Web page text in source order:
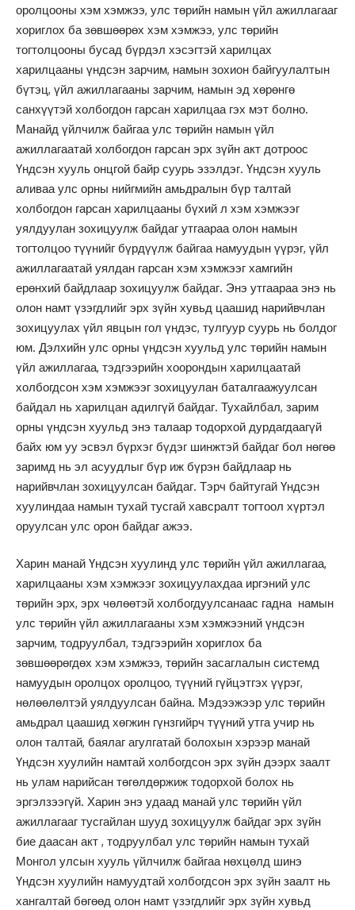
оролцооны хэм хэмжээ, улс төрийн намын үйл ажиллагааг
хориглох ба зөвшөөрөх хэм хэмжээ, улс төрийн
тогтолцооны бусад бүрдэл хэсэгтэй харилцах
харилцааны үндсэн зарчим, намын зохион байгуулалтын
бүтэц, үйл ажиллагааны зарчим, намын эд хөрөнгө
санхүүтэй холбогдон гарсан харилцаа гэх мэт болно.
Манайд үйлчилж байгаа улс төрийн намын үйл
ажиллагаатай холбогдон гарсан эрх зүйн акт дотроос
Үндсэн хууль онцгой байр суурь эзэлдэг. Үндсэн хууль
аливаа улс орны нийгмийн амьдралын бүр талтай
холбогдон гарсан харилцааны бүхий л хэм хэмжээг
уялдуулан зохицуулж байдаг утгаараа олон намын
тогтолцоо түүнийг бүрдүүлж байгаа намуудын үүрэг, үйл
ажиллагаатай уялдан гарсан хэм хэмжээг хамгийн
ерөнхий байдлаар зохицуулж байдаг. Энэ утгаараа энэ нь
олон намт үзэгдлийг эрх зүйн хувьд цаашид нарийвчлан
зохицуулах үйл явцын гол үндэс, тулгуур суурь нь болдог
юм. Дэлхийн улс орны үндсэн хуульд улс төрийн намын
үйл ажиллагаа, тэдгээрийн хоорондын харилцаатай
холбогдсон хэм хэмжээг зохицуулан баталгаажуулсан
байдал нь харилцан адилгүй байдаг. Тухайлбал, зарим
орны үндсэн хуульд энэ талаар тодорхой дурдагдаагүй
байх юм уу эсвэл бүрхэг бүдэг шинжтэй байдаг бол нөгөө
заримд нь эл асуудлыг бүр иж бүрэн байдлаар нь
нарийвчлан зохицуулсан байдаг. Тэрч байтугай Үндсэн
хуулиндаа намын тухай тусгай хавсралт тогтоол хүртэл
оруулсан улс орон байдаг ажээ.
Харин манай Үндсэн хуулинд улс төрийн үйл ажиллагаа,
харилцааны хэм хэмжээг зохицуулахдаа иргэний улс
төрийн эрх, эрх чөлөөтэй холбогдуулсанаас гадна намын
улс төрийн үйл ажиллагааны хэм хэмжээний үндсэн
зарчим, тодруулбал, тэдгээрийн хориглох ба
зөвшөөрөгдөх хэм хэмжээ, төрийн засаглалын системд
намуудын оролцох оролцоо, түүний гүйцэтгэх үүрэг,
нөлөөлөлтэй уялдуулсан байна. Мэдээжээр улс төрийн
амьдрал цаашид хөгжин гүнзгийрч түүний утга учир нь
олон талтай, баялаг агулгатай болохын хэрээр манай
Үндсэн хуулийн намтай холбогдсон эрх зүйн дээрх заалт
нь улам нарийсан төгөлдөржиж тодорхой болох нь
эргэлзээгүй. Харин энэ удаад манай улс төрийн үйл
ажиллагааг тусгайлан шууд зохицуулж байдаг эрх зүйн
бие даасан акт , тодруулбал улс төрийн намын тухай
Монгол улсын хууль үйлчилж байгаа нөхцөлд шинэ
Үндсэн хуулийн намуудтай холбогдсон эрх зүйн заалт нь
хангалтай бөгөөд олон намт үзэгдлийг эрх зүйн хувьд